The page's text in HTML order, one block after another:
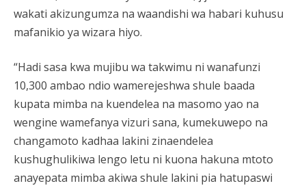
wakati akizungumza na waandishi wa habari kuhusu
mafanikio ya wizara hiyo.
“Hadi sasa kwa mujibu wa takwimu ni wanafunzi
10,300 ambao ndio wamerejeshwa shule baada
kupata mimba na kuendelea na masomo yao na
wengine wamefanya vizuri sana, kumekuwepo na
changamoto kadhaa lakini zinaendelea
kushughulikiwa lengo letu ni kuona hakuna mtoto
anayepata mimba akiwa shule lakini pia hatupaswi